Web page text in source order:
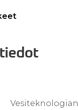
Vesiteknologian